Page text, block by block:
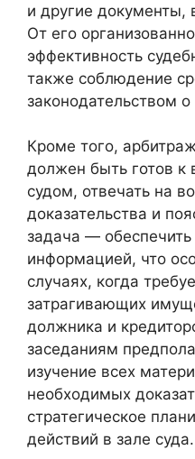
и другие
От его
эффективность
также соблюдение
законодательством о
Кроме того,
должен быть готов к
судом, отвечать на
доказательства и
задача — обеспечить
информацией, что
случаях, когда
затрагивающих
должника и
заседаниям
изучение всех
необходимых
стратегическое
действий в зале суда.